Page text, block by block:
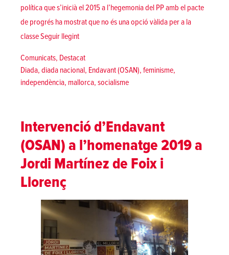
política que s’inicià el 2015 a l’hegemonia del PP amb el pacte
de progrés ha mostrat que no és una opció vàlida per a la
classeSeguir llegint«Cap govern autonòmic no ens farà lliures! |
Posted in
Comunicats, Destacat
Tags:
Diada, diada nacional, Endavant (OSAN), feminisme,
independència, mallorca, socialisme
Intervenció d’Endavant
(OSAN) a l’homenatge 2019 a
Jordi Martínez de Foix i
Llorenç